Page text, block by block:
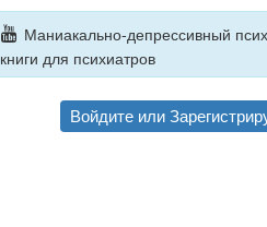
Маниакально-депрессивный
книги для психиатров
Войдите или